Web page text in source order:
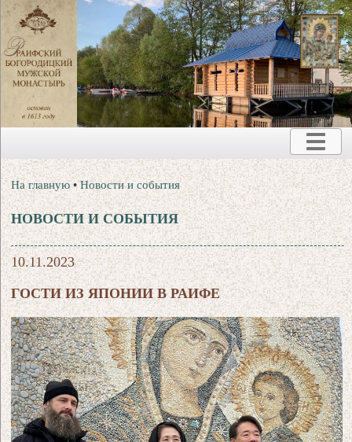
На главную •Новости и события
НОВОСТИ И СОБЫТИЯ
10.11.2023
ГОСТИ ИЗ ЯПОНИИ В РАИФЕ